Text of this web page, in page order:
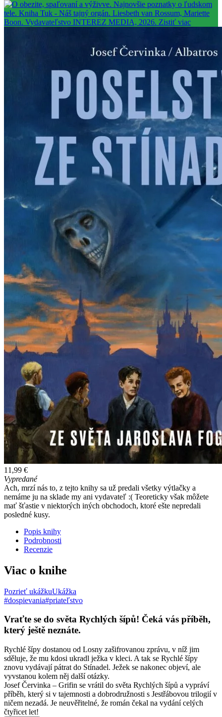
11,99 €
Vypredané
Ach, mrzí nás to, z tejto knihy sa už predali všetky výtlačky a
nemáme ju na sklade my ani vydavateľ :( Teoreticky však môžete
mať šťastie v niektorých iných obchodoch, ktoré ešte nepredali
posledné kusy.
Popis knihy
Podrobnosti
Recenzie
Viac o knihe
Pozrieť ukážkuUkážka
#dospievania#priateľstvo
Vraťte se do světa Rychlých šípů! Čeká vás příběh,
který ještě neznáte.
Rychlé šípy dostanou od Losny zašifrovanou zprávu, v níž jim
sděluje, že mu kdosi ukradl ježka v kleci. A tak se Rychlé šípy
znovu vydávají pátrat do Stínadel. Ježek se nakonec objeví, ale
vyvstanou kolem něj další otázky.
Josef Červinka – Grifin se vrátil do světa Rychlých šípů a vypráví
příběh, který si v tajemnosti a dobrodružnosti s Jestřábovou trilogií v
ničem nezadá. Je neuvěřitelné, že román čekal na vydání celých
čtyřicet let!